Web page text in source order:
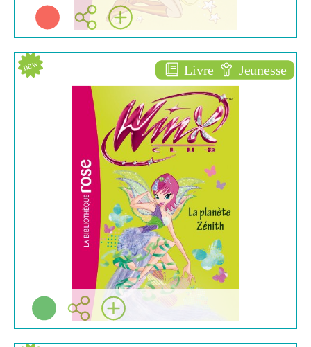
Livre Jeunesse
new
La planète zénith [50]
ROMANS ENFANTS
(6/10)
Sophie MARVAUD
Hachette jeunesse ( Paris
- 2013 )
Plus d'infos